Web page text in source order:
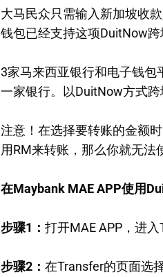
大马民众只需输入新加坡收
钱包已经支持这项DuitNow跨
3家马来西亚银行和电子钱包
一家银行。以DuitNow方式跨
注意！在选择要转账的金额
用RM来转账，那么你就无法
在Maybank MAE APP使用
步骤1： 打开MAE APP，进入
步骤2： 在Transfer的页面选择